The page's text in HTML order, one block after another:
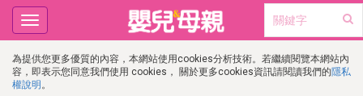
為提供您更多優質的內容，本網站使用cookies分析技術。若繼續閱覽本網站內
容，即表示您同意我們使用 cookies， 關於更多cookies資訊請閱讀我們的隱私
權說明 。
Toggle
navigation